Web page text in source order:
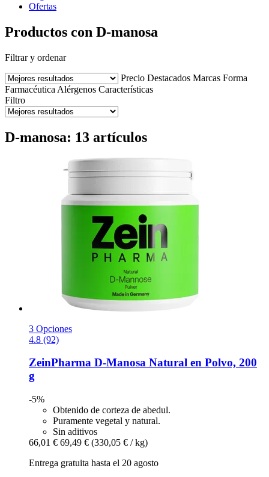
Ofertas
Productos con D-manosa
Filtrar y ordenar
Precio Destacados Marcas Forma
Farmacéutica Alérgenos Características
Filtro
D-manosa: 13 artículos
3 Opciones
4.8 (92)
ZeinPharma D-​Manosa Natural en Polvo, 200
g
-5%
Obtenido de corteza de abedul.
Puramente vegetal y natural.
Sin aditivos
66,01 € 69,49 € (330,05 € / kg)
Entrega gratuita hasta el 20 agosto